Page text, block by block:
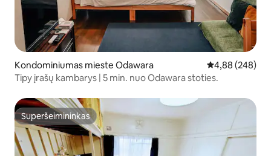
Kondominiumas mieste Odawara Vidutinis
4,88 (248)
Tipy įrašų kambarys | 5 min. nuo Odawara stoties.
Superšeimininkas
Superšeimininkas